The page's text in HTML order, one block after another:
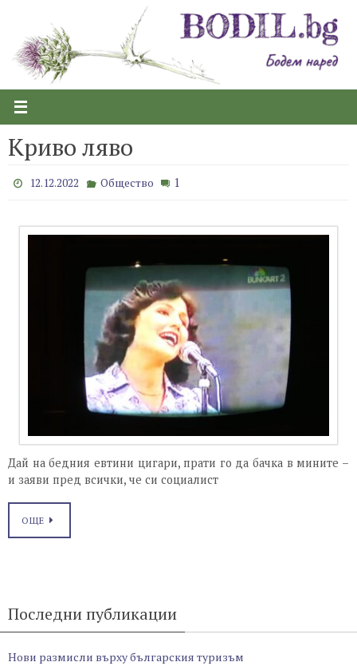
content
Криво ляво
12.12.2022 Общество 1
Дай на бедния евтини цигари, прати го да бачка в мините –
и заяви пред всички, че си социалист
ОЩЕ
Последни публикации
Нови размисли върху българския туризъм